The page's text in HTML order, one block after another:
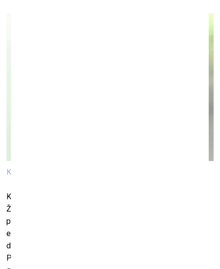
Karlīna Mežecka, Trausluma arhīvs, 2023
Karlīna Mežecka izstādē “Trausluma arhīvs” (kuratore:
Žanete Liekīte) reflektē par trausluma kategorijām,
pievēršoties reģionālas telpas poētikai un cilvēka
emocionālajai pieredzei tajā. “Telpa atrodas mūsos tikpat
daudz, cik mēs tajā,” rakstīja Gastons Bašelārs.
Pieslienoties šai tēzei, izstāde “Trausluma arhīvs” aptver